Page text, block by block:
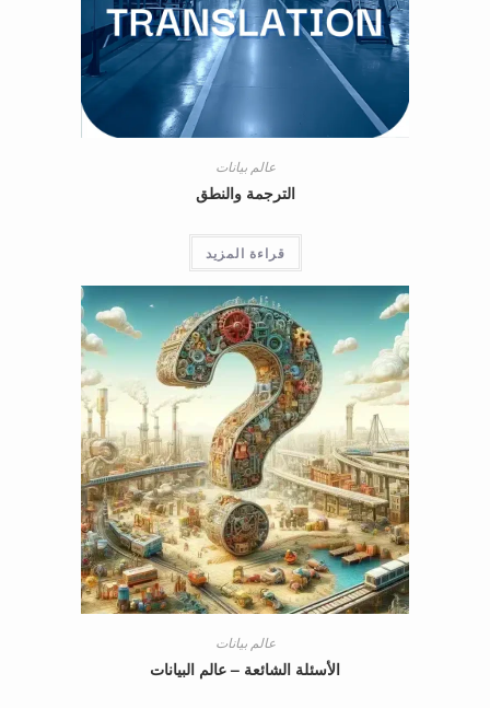
عالم بيانات
الترجمة والنطق
قراءة المزيد
عالم بيانات
الأسئلة الشائعة – عالم البيانات